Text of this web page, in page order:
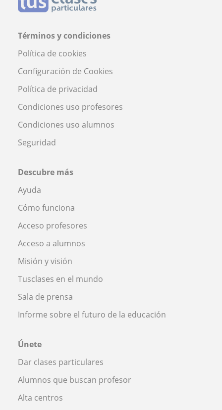
Términos y condiciones
Política de cookies
Configuración de Cookies
Política de privacidad
Condiciones uso profesores
Condiciones uso alumnos
Seguridad
Descubre más
Ayuda
Cómo funciona
Acceso profesores
Acceso a alumnos
Misión y visión
Tusclases en el mundo
Sala de prensa
Informe sobre el futuro de la educación
Únete
Dar clases particulares
Alumnos que buscan profesor
Alta centros